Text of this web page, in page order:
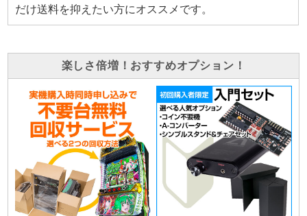
だけ送料を抑えたい方にオススメです。
楽しさ倍増！おすすめオプション！